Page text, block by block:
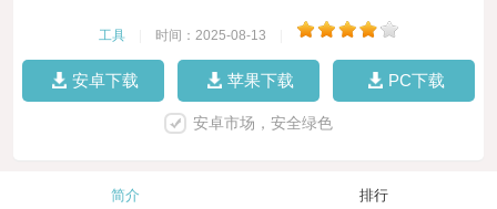
工具 时间：2025-08-13
安卓下载 苹果下载 PC下载
安卓市场，安全绿色
简介 排行